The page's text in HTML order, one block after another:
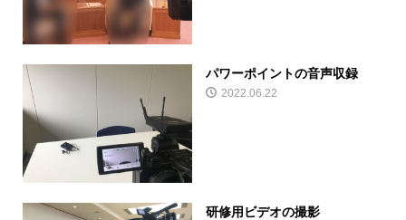
パワーポイントの音声収録
2022.06.22
研修用ビデオの撮影